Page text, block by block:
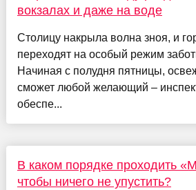
вокзалах и даже на воде
Столицу накрыла волна зноя, и
переходят на особый режим
Начиная с полудня пятницы,
сможет любой желающий –
обеспе...
В каком порядке проходить
чтобы ничего не упустить?